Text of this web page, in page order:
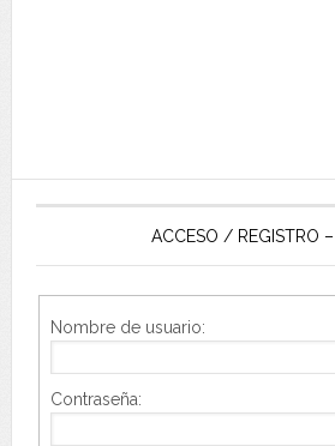
ACCESO / REGISTRO
Nombre de usuario:
Contraseña: